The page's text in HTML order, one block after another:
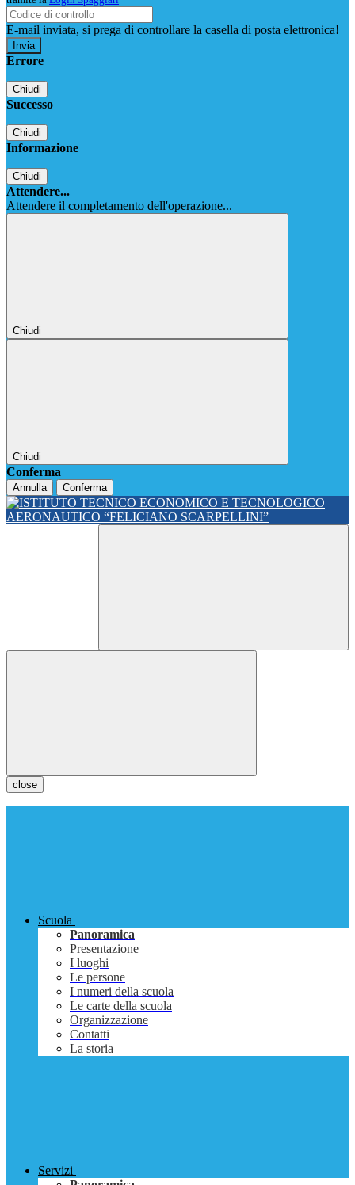
E-mail inviata, si prega di controllare la casella di posta elettronica!
Errore
Chiudi
Successo
Chiudi
Informazione
Chiudi
Attendere...
Attendere il completamento dell'operazione...
Chiudi
Chiudi
Conferma
Annulla Conferma
close
Scuola
Panoramica
Presentazione
I luoghi
Le persone
I numeri della scuola
Le carte della scuola
Organizzazione
Contatti
La storia
Servizi